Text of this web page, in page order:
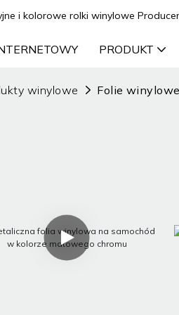
i kolorowe rolki winylowe
PRODUKT
winylowe Folie